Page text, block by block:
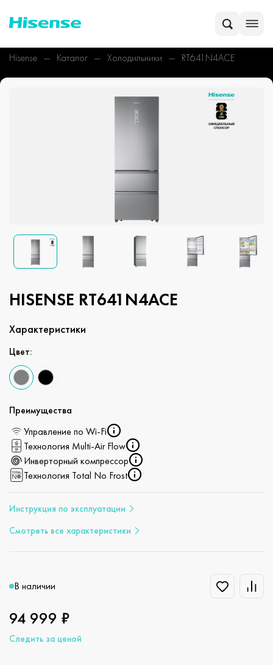
Hisense Каталог Холодильники RT641N4ACE
HISENSE RT641N4ACE
Характеристики
Цвет:
Преимущества
Управление по Wi-Fi
Технология Multi-Air Flow
Инверторный компрессор
Технология Total No Frost
Инструкция по эксплуатации
Смотреть все характеристики
В наличии
94 999 ₽
Следить за ценой